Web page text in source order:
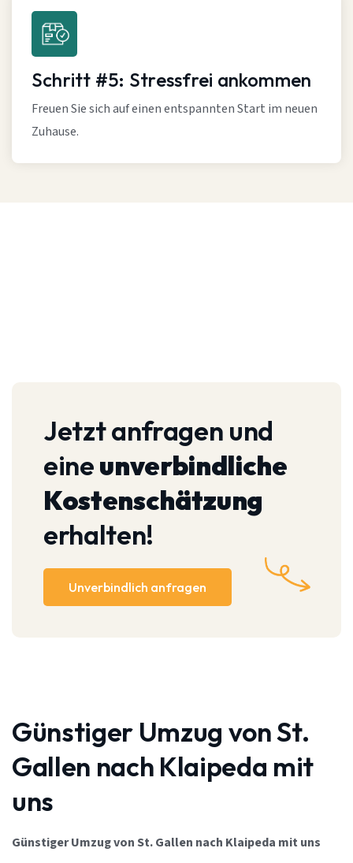
Schritt #5: Stressfrei ankommen
Freuen Sie sich auf einen entspannten Start im neuen
Zuhause.
Jetzt anfragen und
eineunverbindliche
Kostenschätzung
erhalten!
Unverbindlich anfragen
Günstiger Umzug von St.
Gallen nach Klaipeda mit
uns
Günstiger Umzug von St. Gallen nach Klaipeda mit uns